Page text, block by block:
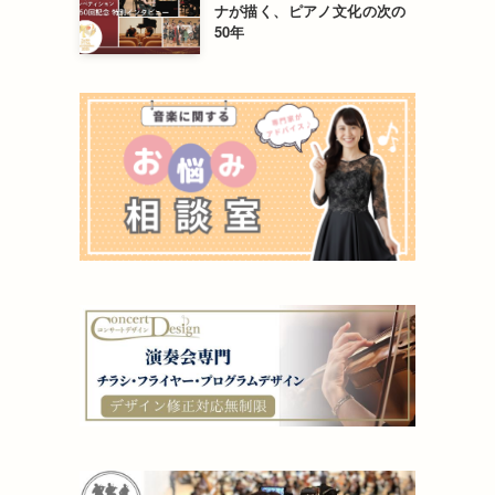
ナが描く、ピアノ文化の次の
50年